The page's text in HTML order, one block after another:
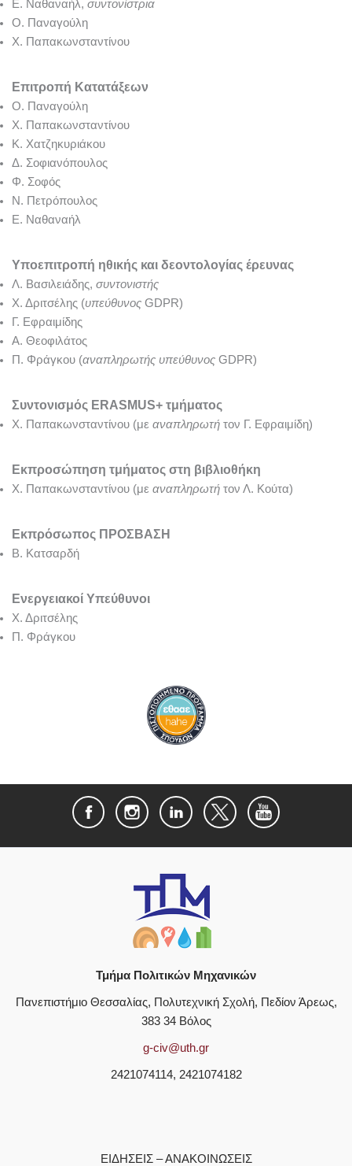
Ε. Ναθαναήλ, συντονίστρια
Ο. Παναγούλη
Χ. Παπακωνσταντίνου
Επιτροπή Κατατάξεων
Ο. Παναγούλη
Χ. Παπακωνσταντίνου
Κ. Χατζηκυριάκου
Δ. Σοφιανόπουλος
Φ. Σοφός
Ν. Πετρόπουλος
Ε. Ναθαναήλ
Υποεπιτροπή ηθικής και δεοντολογίας έρευνας
Λ. Βασιλειάδης, συντονιστής
Χ. Δριτσέλης (υπεύθυνος GDPR)
Γ. Εφραιμίδης
Α. Θεοφιλάτος
Π. Φράγκου (αναπληρωτής υπεύθυνος GDPR)
Συντονισμός ERASMUS+ τμήματος
Χ. Παπακωνσταντίνου (με αναπληρωτή τον Γ. Εφραιμίδη)
Εκπροσώπηση τμήματος στη βιβλιοθήκη
Χ. Παπακωνσταντίνου (με αναπληρωτή τον Λ. Κούτα)
Εκπρόσωπος ΠΡΟΣΒΑΣΗ
Β. Κατσαρδή
Ενεργειακοί Υπεύθυνοι
Χ. Δριτσέλης
Π. Φράγκου
Τμήμα Πολιτικών Μηχανικών
Πανεπιστήμιο Θεσσαλίας, Πολυτεχνική Σχολή, Πεδίον Άρεως,
383 34 Βόλος
g-civ@uth.gr
2421074114, 2421074182
ΕΙΔΗΣΕΙΣ – ΑΝΑΚΟΙΝΩΣΕΙΣ